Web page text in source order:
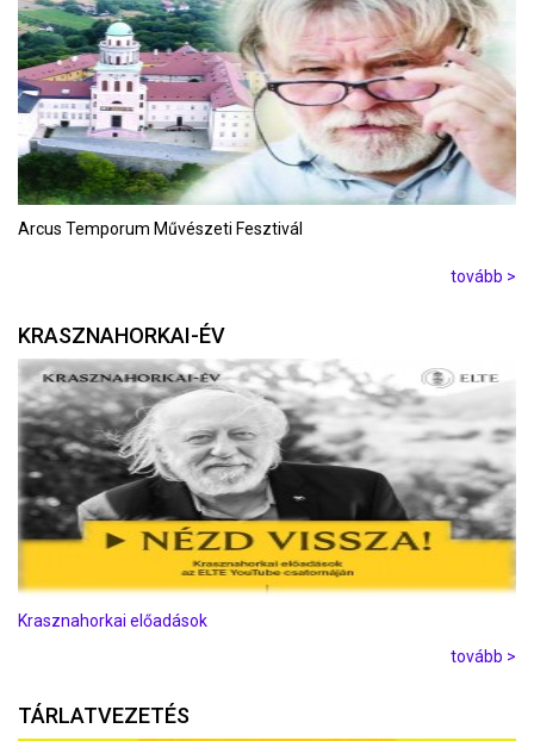
Arcus Temporum Művészeti Fesztivál
tovább >
KRASZNAHORKAI-ÉV
Krasznahorkai előadások
tovább >
TÁRLATVEZETÉS